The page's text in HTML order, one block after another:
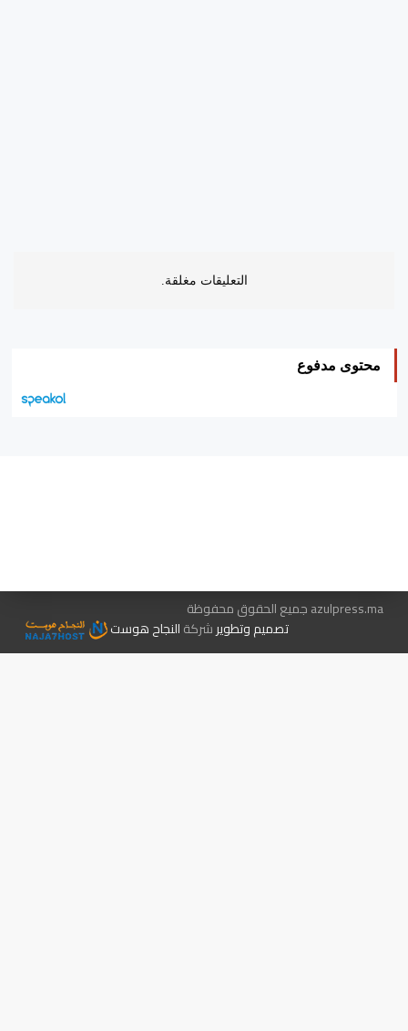
التعليقات مغلقة.
محتوى مدفوع
azulpress.ma جميع الحقوق محفوظة
تصميم وتطويرشركةالنجاح هوست